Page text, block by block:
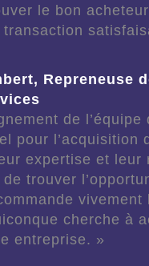
le bon
Repreneuse
de l’équipe
pour l’acquisition
expertise et leur
de trouver
vivement
cherche à
entreprise. »